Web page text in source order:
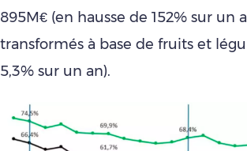
895M€ (en hausse de 152% sur un
transformés à base de fruits et
5,3% sur un an).